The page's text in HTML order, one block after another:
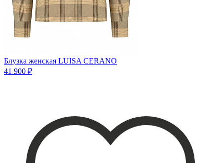
Блузка женская LUISA CERANO
41 900 ₽